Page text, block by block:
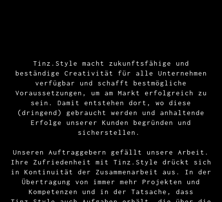
Tinz.Style macht zukunftsfähige und
beständige Creativität für alle Unternehmen
verfügbar und schafft bestmögliche
Voraussetzungen, um am Markt erfolgreich zu
sein. Damit entstehen dort, wo diese
(dringend) gebraucht werden und anhaltende
Erfolge unserer Kunden begründen und
sicherstellen.
Unseren Auftraggebern gefällt unsere Arbeit.
Ihre Zufriedenheit mit Tinz.Style drückt sich
in Kontinuität der Zusammenarbeit aus. In der
Übertragung von immer mehr Projekten und
Kompetenzen und in der Tatsache, dass